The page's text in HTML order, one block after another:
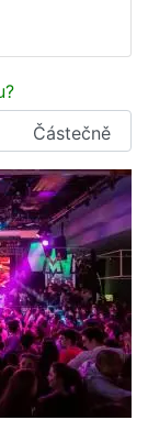
Částečně